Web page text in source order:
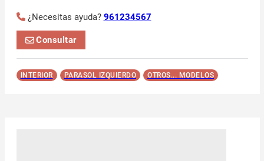
¿Necesitas ayuda? 961234567
Consultar
INTERIOR PARASOL IZQUIERDO OTROS... MODELOS